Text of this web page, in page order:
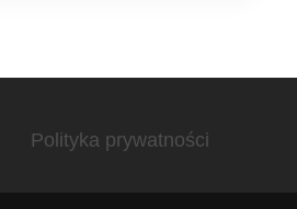
Polityka prywatności